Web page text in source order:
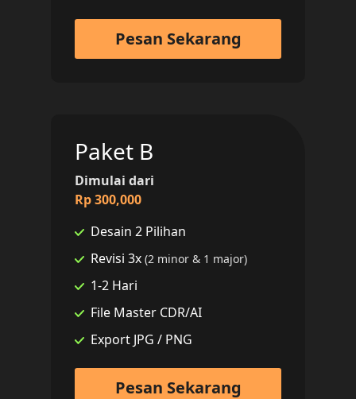
Pesan Sekarang
Paket B
Dimulai dari
Rp 300,000
Desain 2 Pilihan
Revisi 3x (2 minor & 1 major)
1-2 Hari
File Master CDR/AI
Export JPG / PNG
Pesan Sekarang